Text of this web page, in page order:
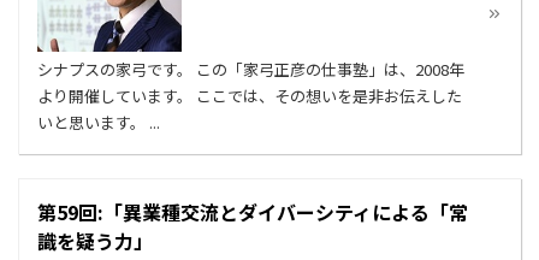
シナプスの家弓です。 この「家弓正彦の仕事塾」は、2008年
より開催しています。 ここでは、その想いを是非お伝えした
いと思います。 ...
第59回:「異業種交流とダイバーシティによる「常
識を疑う力」